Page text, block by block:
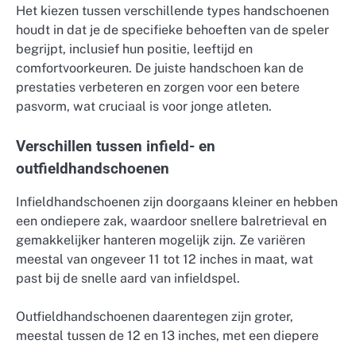
Het kiezen tussen verschillende types handschoenen
houdt in dat je de specifieke behoeften van de speler
begrijpt, inclusief hun positie, leeftijd en
comfortvoorkeuren. De juiste handschoen kan de
prestaties verbeteren en zorgen voor een betere
pasvorm, wat cruciaal is voor jonge atleten.
Verschillen tussen infield- en
outfieldhandschoenen
Infieldhandschoenen zijn doorgaans kleiner en hebben
een ondiepere zak, waardoor snellere balretrieval en
gemakkelijker hanteren mogelijk zijn. Ze variëren
meestal van ongeveer 11 tot 12 inches in maat, wat
past bij de snelle aard van infieldspel.
Outfieldhandschoenen daarentegen zijn groter,
meestal tussen de 12 en 13 inches, met een diepere